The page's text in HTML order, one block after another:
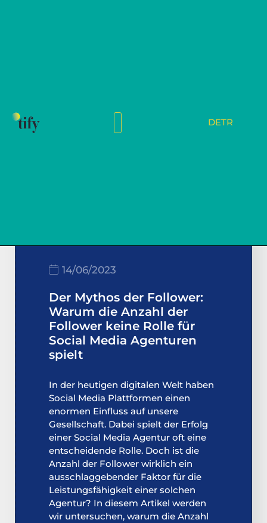
DETR
14/06/2023
Der Mythos der Follower:
Warum die Anzahl der
Follower keine Rolle für
Social Media Agenturen
spielt
In der heutigen digitalen Welt haben
Social Media Plattformen einen
enormen Einfluss auf unsere
Gesellschaft. Dabei spielt der Erfolg
einer Social Media Agentur oft eine
entscheidende Rolle. Doch ist die
Anzahl der Follower wirklich ein
ausschlaggebender Faktor für die
Leistungsfähigkeit einer solchen
Agentur? In diesem Artikel werden
wir untersuchen, warum die Anzahl